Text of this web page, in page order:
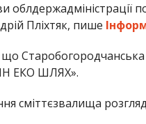
облдержадміністрації
Пліхтяк, пише
ЕКО ШЛЯХ».
сміттєзвалища